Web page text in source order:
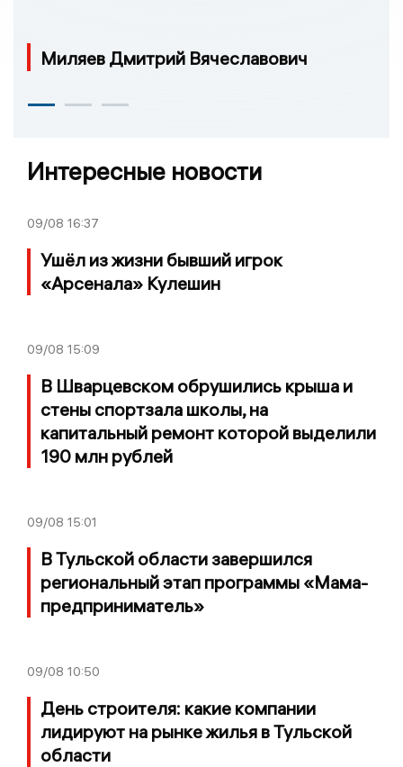
Миляев Дмитрий Вячеславович
Интересные новости
09/08 16:37
Ушёл из жизни бывший игрок
«Арсенала» Кулешин
09/08 15:09
В Шварцевском обрушились крыша и
стены спортзала школы, на
капитальный ремонт которой выделили
190 млн рублей
09/08 15:01
В Тульской области завершился
региональный этап программы «Мама-
предприниматель»
09/08 10:50
День строителя: какие компании
лидируют на рынке жилья в Тульской
области